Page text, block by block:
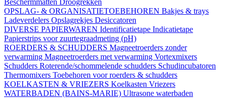
Beschermmatten Droogrekken
OPSLAG- & ORGANISATIETOEBEHOREN Bakjes & trays
Ladeverdelers Opslagrekjes Desiccatoren
DIVERSE PAPIERWAREN Identificatietape Indicatietape
Papierstrips voor zuurtegraadmeting (pH)
ROERDERS & SCHUDDERS Magneetroerders zonder
verwarming Magneetroerders met verwarming Vortexmixers
Schudders Roterende/schommelende schudders Schudincubatoren
Thermomixers Toebehoren voor roerders & schudders
KOELKASTEN & VRIEZERS Koelkasten Vriezers
WATERBADEN (BAINS-MARIE) Ultrasone waterbaden